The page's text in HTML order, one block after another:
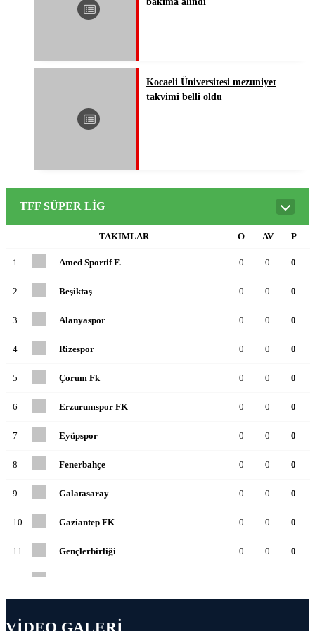
Kocaeli Üniversitesi mezuniyet
takvimi belli oldu
TFF SÜPER LIG
TAKIMLAR O AV P
1 Amed Sportif F. 0 0 0
2 Beşiktaş 0 0 0
3 Alanyaspor 0 0 0
4 Rizespor 0 0 0
5 Çorum Fk 0 0 0
6 Erzurumspor FK 0 0 0
7 Eyüpspor 0 0 0
8 Fenerbahçe 0 0 0
9 Galatasaray 0 0 0
10 Gaziantep FK 0 0 0
11 Gençlerbirliği 0 0 0
12 Göztepe 0 0 0
VİDEO GALERİ